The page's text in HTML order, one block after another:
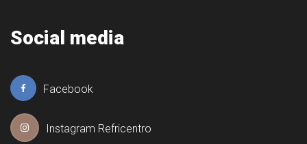
Social media
Facebook
Instagram Refricentro